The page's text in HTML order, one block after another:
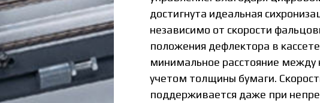
достигнута идеальная
независимо от скорости
положения дефлектора в
минимальное расстояние
учетом толщины бумаги.
поддерживается даже при